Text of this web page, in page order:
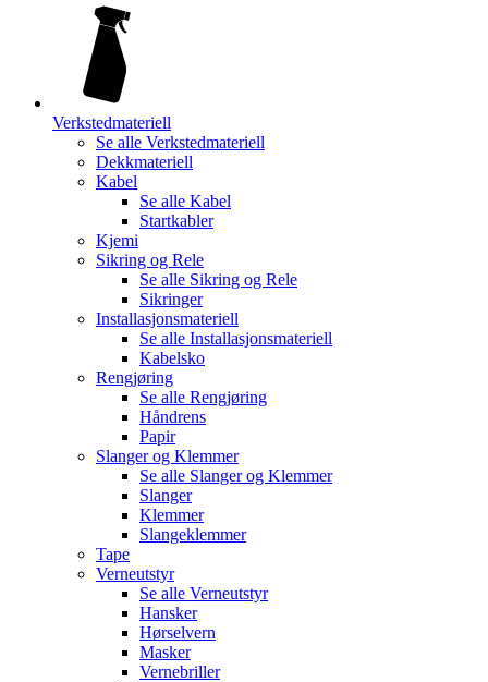
Verkstedmateriell
Se alle Verkstedmateriell
Dekkmateriell
Kabel
Se alle Kabel
Startkabler
Kjemi
Sikring og Rele
Se alle Sikring og Rele
Sikringer
Installasjonsmateriell
Se alle Installasjonsmateriell
Kabelsko
Rengjøring
Se alle Rengjøring
Håndrens
Papir
Slanger og Klemmer
Se alle Slanger og Klemmer
Slanger
Klemmer
Slangeklemmer
Tape
Verneutstyr
Se alle Verneutstyr
Hansker
Hørselvern
Masker
Vernebriller